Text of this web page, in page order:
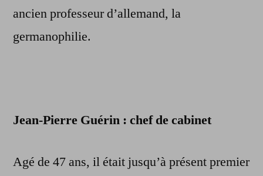
ancien professeur d’allemand, la
germanophilie.
Jean-Pierre Guérin : chef de cabinet
Agé de 47 ans, il était jusqu’à présent premier